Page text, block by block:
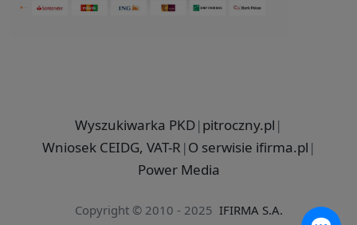
Wyszukiwarka PKD| pitroczny.pl |
Wniosek CEIDG, VAT-R | O serwisie ifirma.pl |
Power Media
Copyright © 2010 - 2025 IFIRMA S.A.